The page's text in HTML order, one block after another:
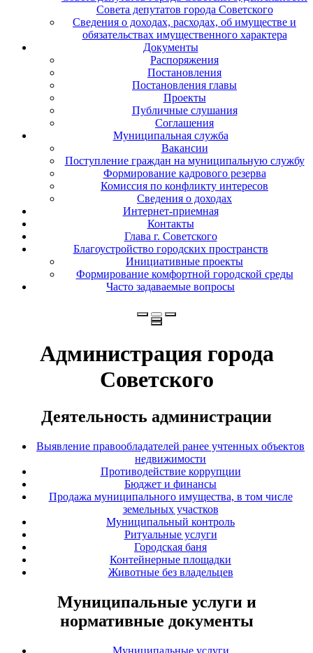
Совета депутатов города Советского
Сведения о доходах, расходах, об имуществе и
обязательствах имущественного характера
Документы
Распоряжения
Постановления
Постановления главы
Проекты
Публичные слушания
Соглашения
Муниципальная служба
Вакансии
Поступление граждан на муниципальную службу
Формирование кадрового резерва
Комиссия по конфликту интересов
Сведения о доходах
Интернет-приемная
Контакты
Глава г. Советского
Благоустройство городских пространств
Инициативные проекты
Формирование комфортной городской среды
Часто задаваемые вопросы
Администрация города
Советского
Деятельность администрации
Выявление правообладателей ранее учтенных объектов
недвижимости
Противодействие коррупции
Бюджет и финансы
Продажа муниципального имущества, в том числе
земельных участков
Муниципальный контроль
Ритуальные услуги
Городская баня
Контейнерные площадки
Животные без владельцев
Муниципальные услуги и
нормативные документы
Муниципальные услуги